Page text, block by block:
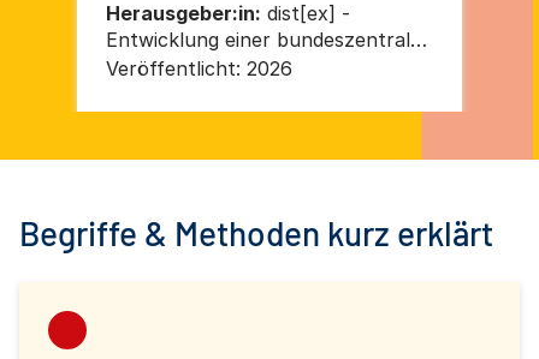
Herausgeber:in: dist[ex] -
Entwicklung einer bundeszentralen
Infrastruktur für Distanzierungs-
Prevention Network
Veröffentlicht: 2026
Begriffe & Methoden kurz erklärt